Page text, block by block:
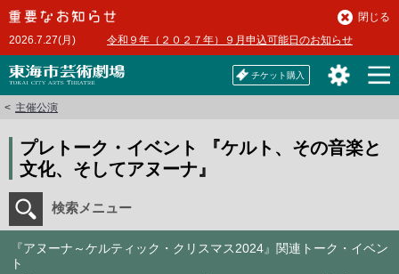
本
文
へ2026.7.27(月) 令和９年（２０２７年）９月申込可能日のお知らせ
閉じる
チケット購入
主催公演
プレトーク・イベント 『ケルト、その音楽と
文化、そしてアヌーナ』
検索メニュー
『アヌーナ～ケルティック・クリスマス2024』関連トーク・イベン
ト